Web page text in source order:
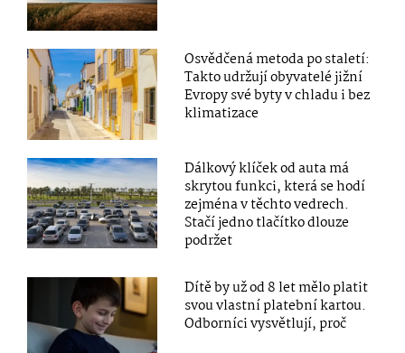
Osvědčená metoda po staletí:
Takto udržují obyvatelé jižní
Evropy své byty v chladu i bez
klimatizace
Dálkový klíček od auta má
skrytou funkci, která se hodí
zejména v těchto vedrech.
Stačí jedno tlačítko dlouze
podržet
Dítě by už od 8 let mělo platit
svou vlastní platební kartou.
Odborníci vysvětlují, proč